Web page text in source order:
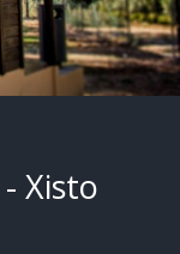
Xisto